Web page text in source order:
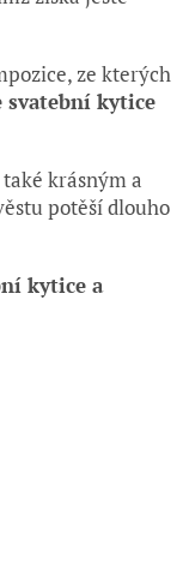
ze kterých
svatební kytice
krásným a
potěší dlouho
kytice a